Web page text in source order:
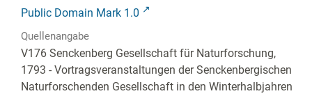
Public Domain Mark 1.0
Quellenangabe
V176 Senckenberg Gesellschaft für Naturforschung,
1793 - Vortragsveranstaltungen der Senckenbergischen
Naturforschenden Gesellschaft in den Winterhalbjahren